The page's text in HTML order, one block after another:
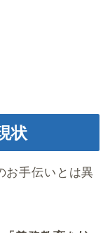
状
お手伝いとは異